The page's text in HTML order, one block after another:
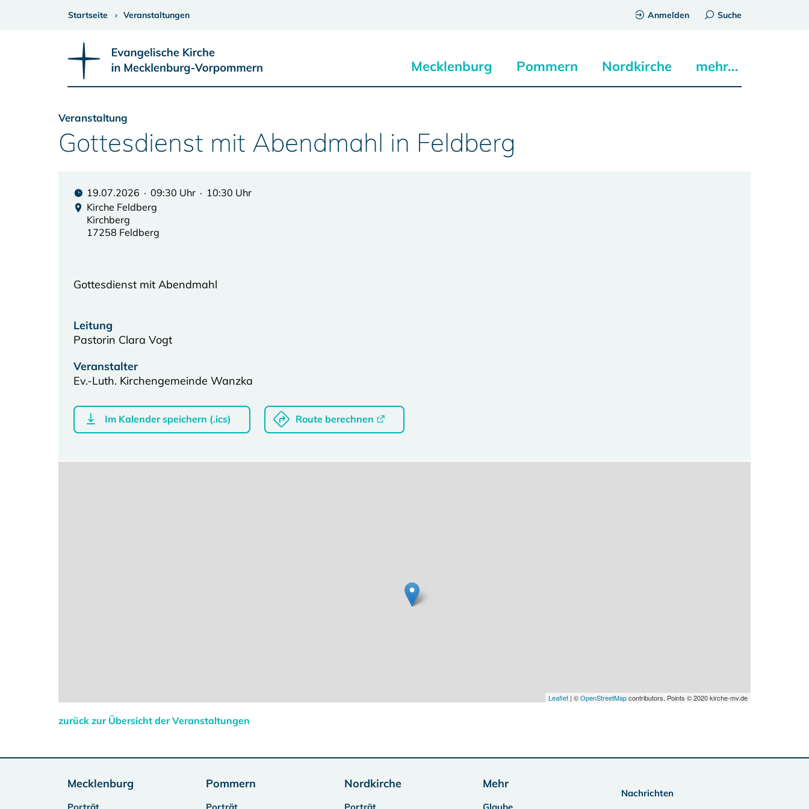
Startseite Veranstaltungen Anmelden Suche
Mecklenburg Pommern Nordkirche mehr...
Veranstaltung
Gottesdienst mit Abendmahl in Feldberg
19.07.2026 · 09:30 Uhr · 10:30 Uhr
Kirche Feldberg
Kirchberg
17258 Feldberg
Gottesdienst mit Abendmahl
Leitung
Pastorin Clara Vogt
Veranstalter
Ev.-Luth. Kirchengemeinde Wanzka
Im Kalender speichern (.ics) Route berechnen
Leaflet | ©OpenStreetMapcontributors, Points © 2020 kirche-mv.de
zurück zur Übersicht der Veranstaltungen
Mecklenburg
Porträt
Pommern
Porträt
Nordkirche
Porträt
Mehr
Glaube
Nachrichten